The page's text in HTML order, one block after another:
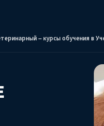
– курсы обучения в